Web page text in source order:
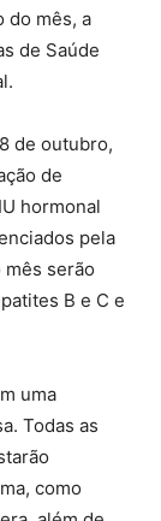
do mês, a
de Saúde
de outubro,
de
hormonal
pela
serão
B e C e
uma
Todas as
como